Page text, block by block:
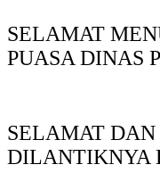
SELAMAT
PUASA DINAS
SELAMAT DAN
DILANTIKNYA